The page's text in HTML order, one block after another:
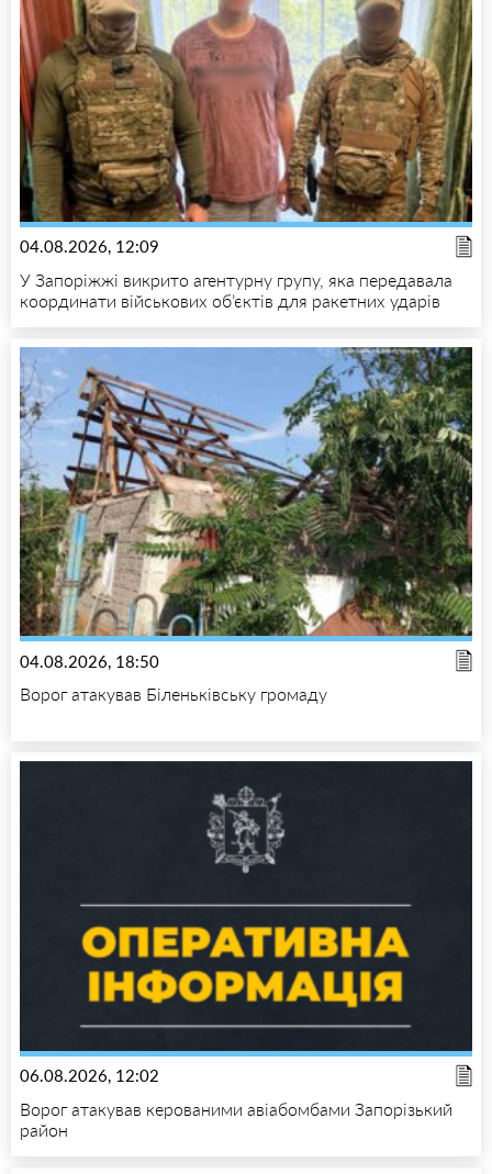
04.08.2026, 12:09
У Запоріжжі викрито агентурну групу, яка передавала
координати військових об’єктів для ракетних ударів
04.08.2026, 18:50
Ворог атакував Біленьківську громаду
06.08.2026, 12:02
Ворог атакував керованими авіабомбами Запорізький
район